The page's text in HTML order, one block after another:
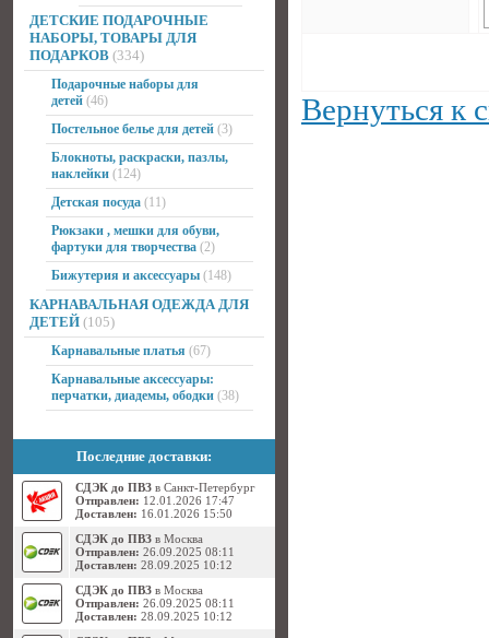
ДЕТСКИЕ ПОДАРОЧНЫЕ
НАБОРЫ, ТОВАРЫ ДЛЯ
ПОДАРКОВ (334)
Подарочные наборы для
детей (46)
Постельное белье для детей (3)
Блокноты, раскраски, пазлы,
наклейки (124)
Детская посуда (11)
Рюкзаки , мешки для обуви,
фартуки для творчества (2)
Бижутерия и аксессуары (148)
КАРНАВАЛЬНАЯ ОДЕЖДА ДЛЯ
ДЕТЕЙ (105)
Карнавальные платья (67)
Карнавальные аксессуары:
перчатки, диадемы, ободки (38)
Последние доставки:
СДЭК до ПВЗ в Санкт-Петербург
Отправлен: 12.01.2026 17:47
Доставлен: 16.01.2026 15:50
СДЭК до ПВЗ в Москва
Отправлен: 26.09.2025 08:11
Доставлен: 28.09.2025 10:12
СДЭК до ПВЗ в Москва
Отправлен: 26.09.2025 08:11
Доставлен: 28.09.2025 10:12
Вернуться к